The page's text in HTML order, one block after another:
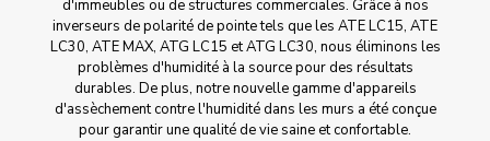
d'immeubles ou de structures commerciales. Grâce à nos
inverseurs de polarité de pointe tels que les ATE LC15, ATE
LC30, ATE MAX, ATG LC15 et ATG LC30, nous éliminons les
problèmes d'humidité à la source pour des résultats
durables. De plus, notre nouvelle gamme d'appareils
d'assèchement contre l'humidité dans les murs a été conçue
pour garantir une qualité de vie saine et confortable.